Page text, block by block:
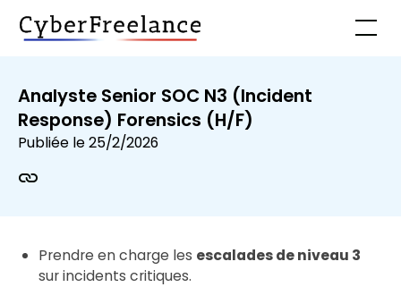
Analyste Senior SOC N3 (Incident
Response) Forensics (H/F)
Publiée le25/2/2026
Prendre en charge les escalades de niveau 3
sur incidents critiques.